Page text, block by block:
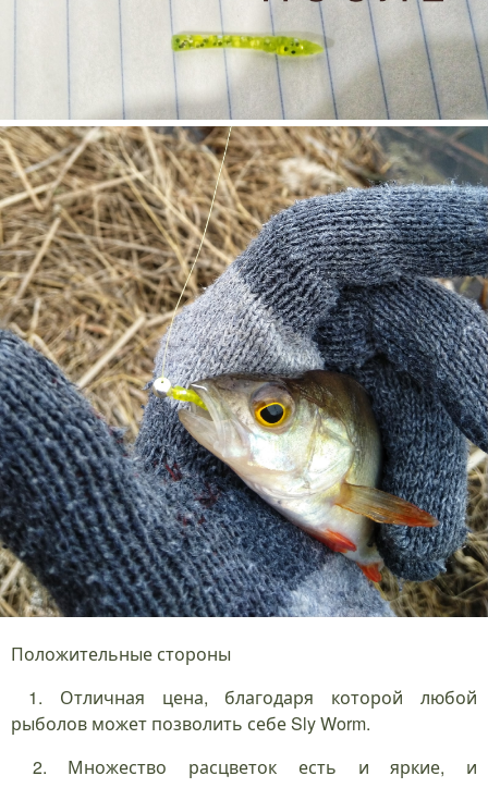
Положительные стороны
1. Отличная цена, благодаря которой любой
рыболов может позволить себе Sly Worm.
2. Множество расцветок есть и яркие, и